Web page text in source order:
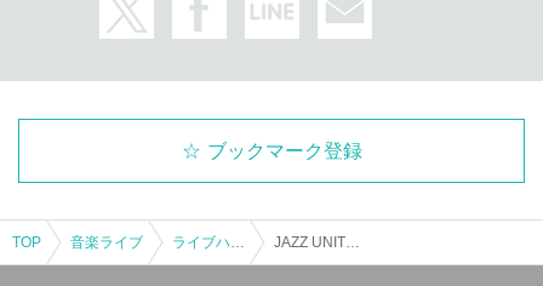
ブックマーク登録
TOP 音楽ライブ